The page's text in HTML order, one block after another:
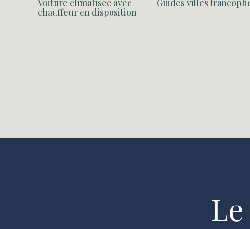
Voiture climatisee avec
chauffeur en disposition
Guides villes